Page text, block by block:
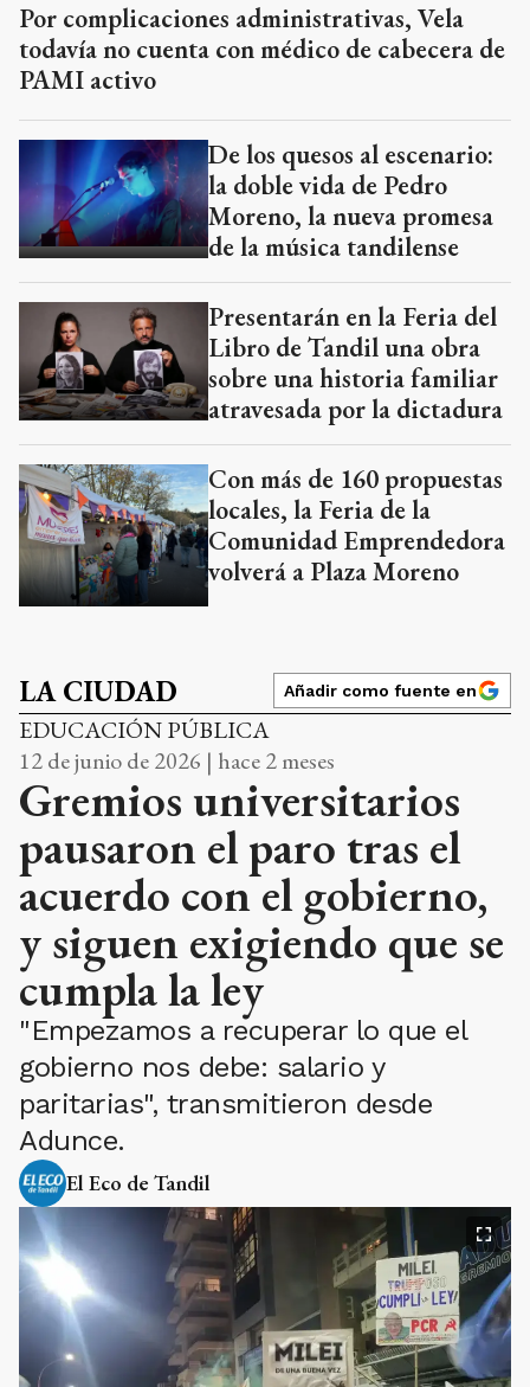
Por complicaciones administrativas, Vela
todavía no cuenta con médico de cabecera de
PAMI activo
De los quesos al escenario:
la doble vida de Pedro
Moreno, la nueva promesa
de la música tandilense
Presentarán en la Feria del
Libro de Tandil una obra
sobre una historia familiar
atravesada por la dictadura
Con más de 160 propuestas
locales, la Feria de la
Comunidad Emprendedora
volverá a Plaza Moreno
LA CIUDAD Añadir como fuente en
EDUCACIÓN PÚBLICA
12 de junio de 2026 | hace 2 meses
Gremios universitarios
pausaron el paro tras el
acuerdo con el gobierno,
y siguen exigiendo que se
cumpla la ley
"Empezamos a recuperar lo que el
gobierno nos debe: salario y
paritarias", transmitieron desde
Adunce.
El Eco de Tandil